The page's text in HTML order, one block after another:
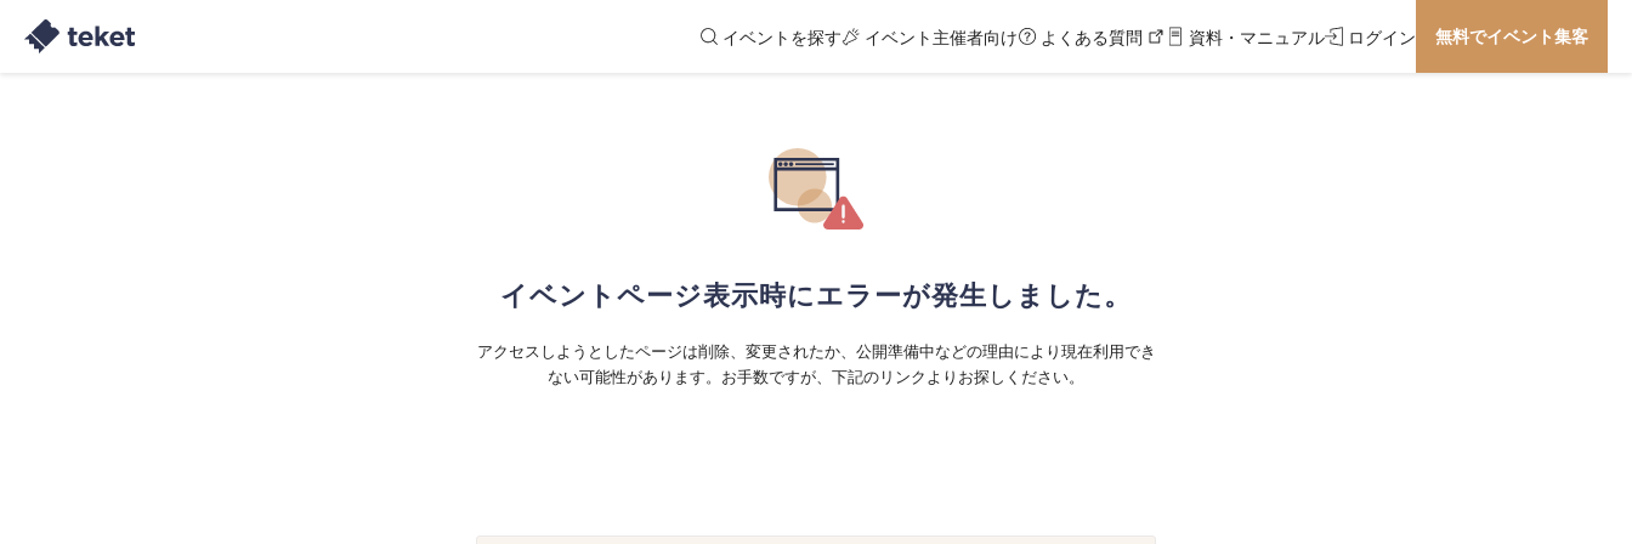
イベントを探す イベント主催者向け よくある質問 資料・マニュアル ログイン 無料でイベント集客
イベントページ表示時にエラーが発生しました。
アクセスしようとしたページは削除、変更されたか、公開準備中などの理由により現在利用でき
ない可能性があります。お手数ですが、下記のリンクよりお探しください。